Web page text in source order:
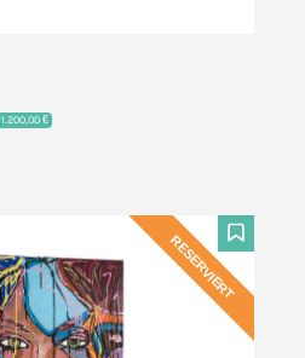
1.200,00 €
F
RESERVIERT